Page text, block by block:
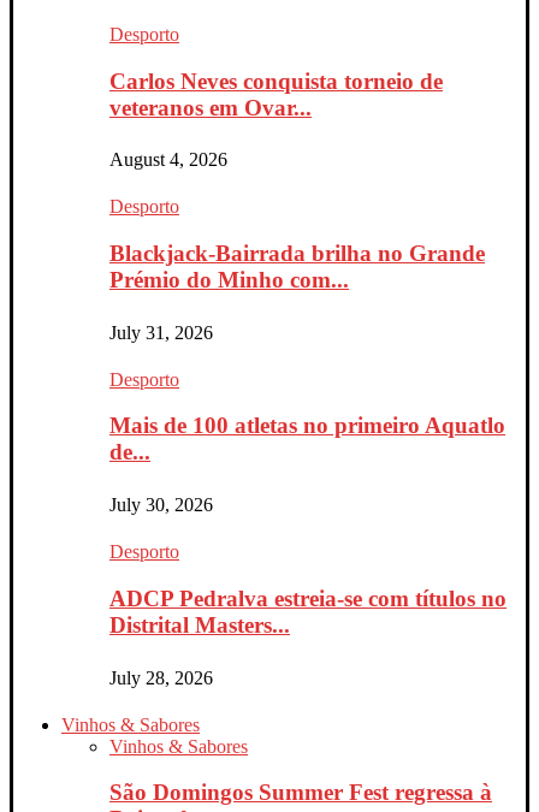
Desporto
Carlos Neves conquista torneio de
veteranos em Ovar...
August 4, 2026
Desporto
Blackjack-Bairrada brilha no Grande
Prémio do Minho com...
July 31, 2026
Desporto
Mais de 100 atletas no primeiro Aquatlo
de...
July 30, 2026
Desporto
ADCP Pedralva estreia-se com títulos no
Distrital Masters...
July 28, 2026
Vinhos & Sabores
Vinhos & Sabores
São Domingos Summer Fest regressa à